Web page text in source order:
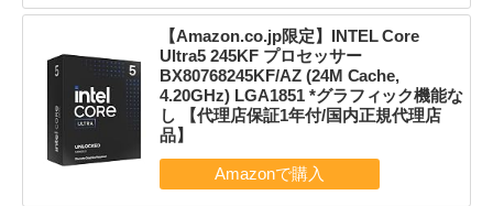
【Amazon.co.jp限定】INTEL Core
Ultra5 245KF プロセッサー
BX80768245KF/AZ (24M Cache,
4.20GHz) LGA1851 *グラフィック機能な
し 【代理店保証1年付/国内正規代理店
品】